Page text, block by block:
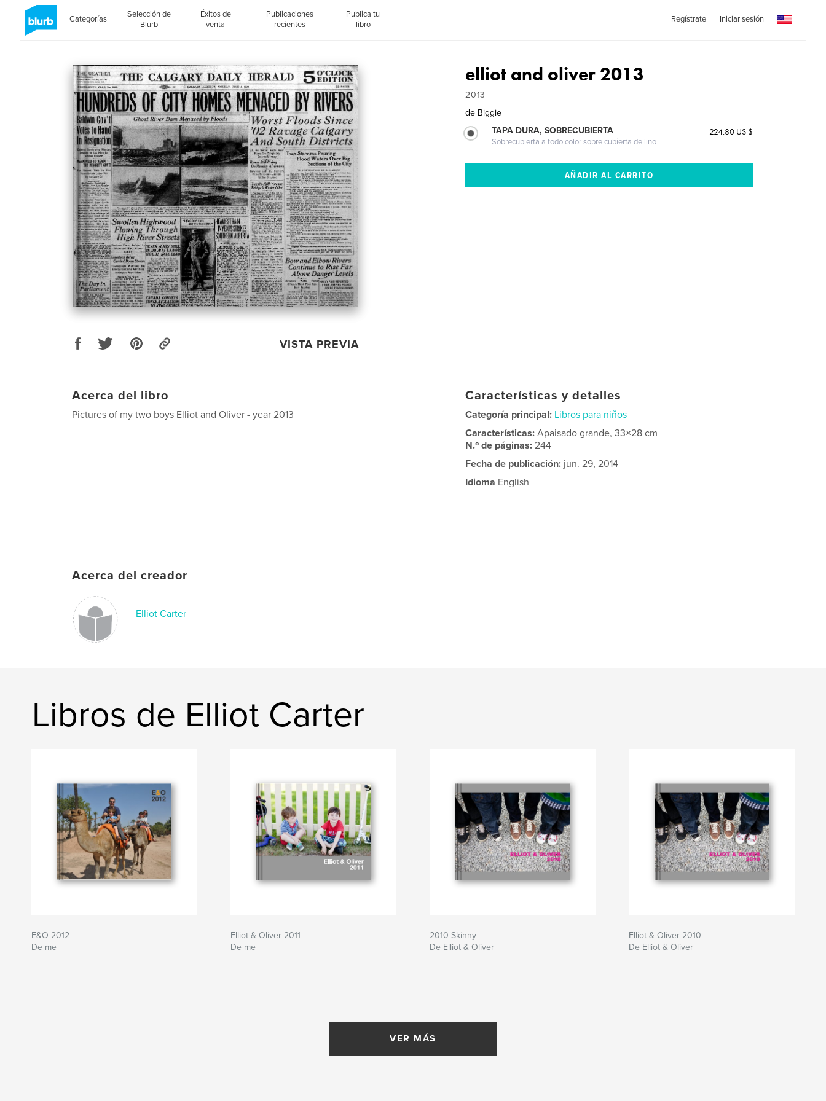
Categorías
Selección de
Blurb
Éxitos de
venta
Publicaciones
recientes
Publica tu
libro
Regístrate Iniciar sesión
VISTA PREVIA
elliot and oliver 2013
2013
de Biggie
TAPA DURA, SOBRECUBIERTA
Sobrecubierta a todo color sobre cubierta de lino
224.80 US $
Acerca del libro
Pictures of my two boys Elliot and Oliver - year 2013
Características y detalles
Categoría principal: Libros para niños
Características:Apaisado grande, 33×28 cm
N.º de páginas:244
Fecha de publicación: jun. 29, 2014
Idioma English
Acerca del creador
Elliot Carter
Libros de Elliot Carter
E&O 2012
De me
Elliot & Oliver 2011
De me
2010 Skinny
De Elliot & Oliver
Elliot & Oliver 2010
De Elliot & Oliver
VER MÁS